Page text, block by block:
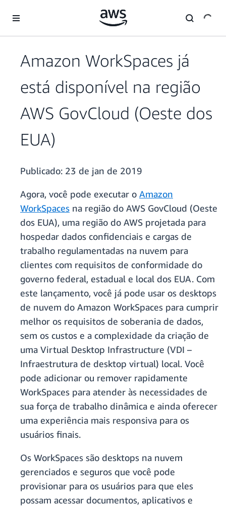
Pular para o conteúdo principal
Amazon WorkSpaces já
está disponível na região
AWS GovCloud (Oeste dos
EUA)
Publicado: 23 de jan de 2019
Agora, você pode executar o Amazon
WorkSpaces na região do AWS GovCloud (Oeste
dos EUA), uma região do AWS projetada para
hospedar dados confidenciais e cargas de
trabalho regulamentadas na nuvem para
clientes com requisitos de conformidade do
governo federal, estadual e local dos EUA. Com
este lançamento, você já pode usar os desktops
de nuvem do Amazon WorkSpaces para cumprir
melhor os requisitos de soberania de dados,
sem os custos e a complexidade da criação de
uma Virtual Desktop Infrastructure (VDI –
Infraestrutura de desktop virtual) local. Você
pode adicionar ou remover rapidamente
WorkSpaces para atender às necessidades de
sua força de trabalho dinâmica e ainda oferecer
uma experiência mais responsiva para os
usuários finais.
Os WorkSpaces são desktops na nuvem
gerenciados e seguros que você pode
provisionar para os usuários para que eles
possam acessar documentos, aplicativos e